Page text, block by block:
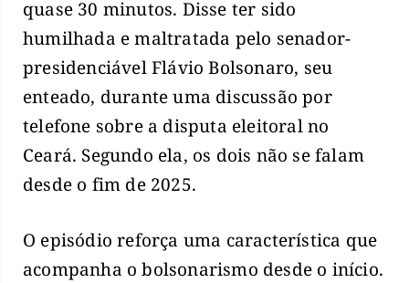
quase 30 minutos. Disse ter sido
humilhada e maltratada pelo senador-
presidenciável Flávio Bolsonaro, seu
enteado, durante uma discussão por
telefone sobre a disputa eleitoral no
Ceará. Segundo ela, os dois não se falam
desde o fim de 2025.
O episódio reforça uma característica que
acompanha o bolsonarismo desde o início.